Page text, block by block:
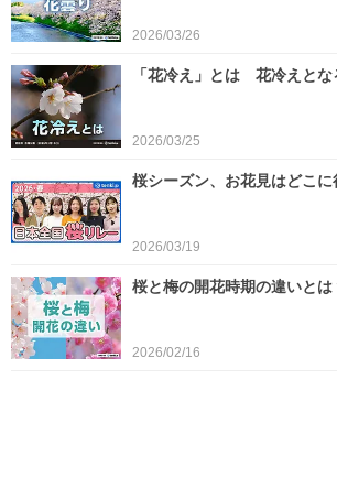
2026/03/26
「花冷え」とは 花冷えと
2026/03/25
桜シーズン、お花見はどこ
2026/03/19
桜と梅の開花時期の違いと
2026/02/16